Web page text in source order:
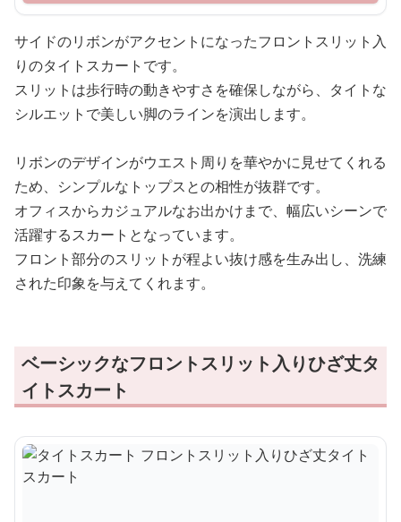
サイドのリボンがアクセントになったフロントスリット入
りのタイトスカートです。
スリットは歩行時の動きやすさを確保しながら、タイトな
シルエットで美しい脚のラインを演出します。
リボンのデザインがウエスト周りを華やかに見せてくれる
ため、シンプルなトップスとの相性が抜群です。
オフィスからカジュアルなお出かけまで、幅広いシーンで
活躍するスカートとなっています。
フロント部分のスリットが程よい抜け感を生み出し、洗練
された印象を与えてくれます。
ベーシックなフロントスリット入りひざ丈タ
イトスカート